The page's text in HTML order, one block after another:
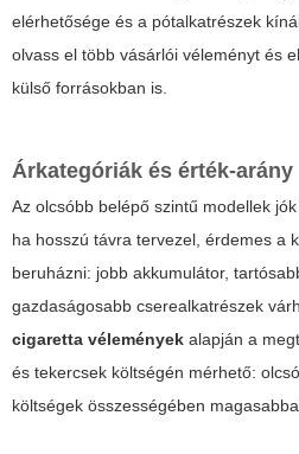
elérhetősége és a pótalkatrészek
olvass el több vásárlói véleményt és
külső forrásokban is.
Árkategóriák és érték-arány
Az olcsóbb belépő szintű modellek
ha hosszú távra tervezel, érdemes a
beruházni: jobb akkumulátor,
gazdaságosabb cserealkatrészek
cigaretta vélemények alapján a
és tekercsek költségén mérhető:
költségek összességében